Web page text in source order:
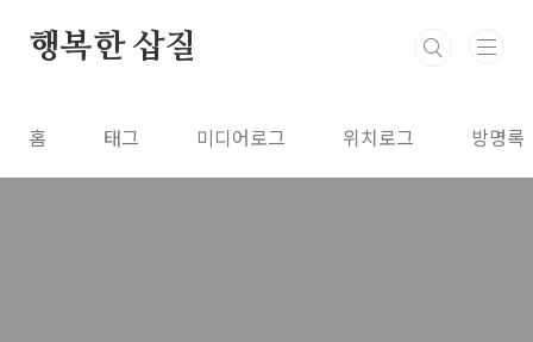
행복한 삽질
홈 태그 미디어로그 위치로그 방명록